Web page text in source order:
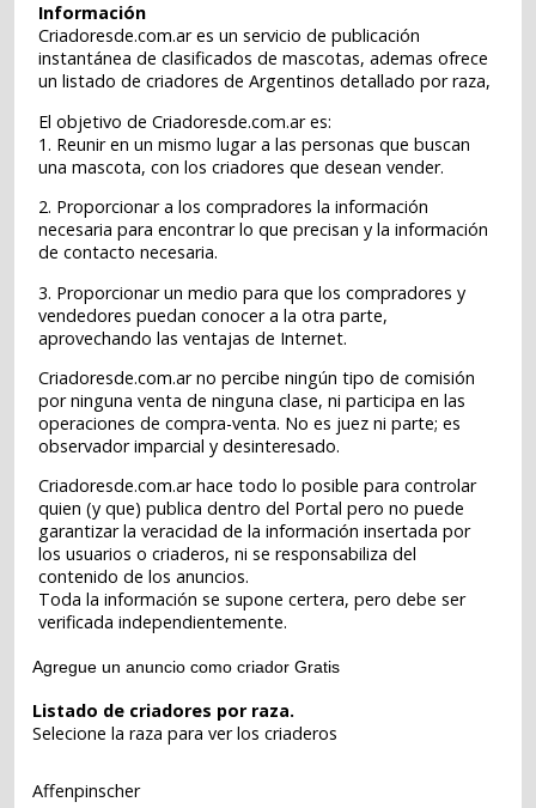
Información
Criadoresde.com.ar es un servicio de publicación
instantánea de clasificados de mascotas, ademas ofrece
un listado de criadores de Argentinos detallado por raza,
El objetivo de Criadoresde.com.ar es:
1. Reunir en un mismo lugar a las personas que buscan
una mascota, con los criadores que desean vender.
2. Proporcionar a los compradores la información
necesaria para encontrar lo que precisan y la información
de contacto necesaria.
3. Proporcionar un medio para que los compradores y
vendedores puedan conocer a la otra parte,
aprovechando las ventajas de Internet.
Criadoresde.com.ar no percibe ningún tipo de comisión
por ninguna venta de ninguna clase, ni participa en las
operaciones de compra-venta. No es juez ni parte; es
observador imparcial y desinteresado.
Criadoresde.com.ar hace todo lo posible para controlar
quien (y que) publica dentro del Portal pero no puede
garantizar la veracidad de la información insertada por
los usuarios o criaderos, ni se responsabiliza del
contenido de los anuncios.
Toda la información se supone certera, pero debe ser
verificada independientemente.
Agregue un anuncio como criador Gratis
Listado de criadores por raza.
Selecione la raza para ver los criaderos
Affenpinscher